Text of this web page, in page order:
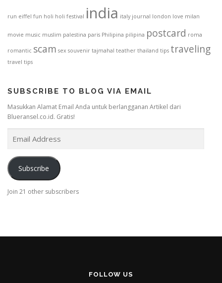
run eiffel fun holi holi festival india italy journal london love milan
movie music muslim palestina paris Philipina pilipina postcard roma
romantic scam sex souvenir tajmahal teather thailand tips traveling
travel tips
SUBSCRIBE TO BLOG VIA EMAIL
Masukkan Alamat Email Anda untuk berlangganan Artikel dari
Blueransel.co.id. Gratis!
i
l
d
Subscribe
Join 21 other subscribers
FOLLOW US